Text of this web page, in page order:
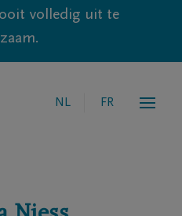
volledig uit te
NL FR